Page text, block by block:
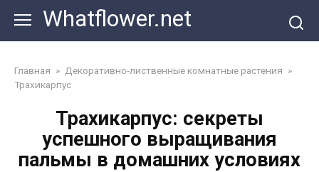
Перейти
контенту
Whatflower.net
Главная » Декоративно-лиственные комнатные растения »
Трахикарпус
Трахикарпус: секреты
успешного выращивания
пальмы в домашних условиях